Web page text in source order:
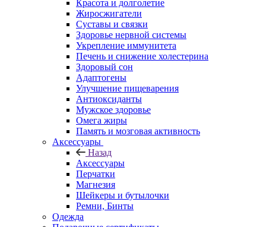
Красота и долголетие
Жиросжигатели
Суставы и связки
Здоровье нервной системы
Укрепление иммунитета
Печень и снижение холестерина
Здоровый сон
Адаптогены
Улучшение пищеварения
Антиоксиданты
Мужское здоровье
Омега жиры
Память и мозговая активность
Аксессуары
Назад
Аксессуары
Перчатки
Магнезия
Шейкеры и бутылочки
Ремни, Бинты
Одежда